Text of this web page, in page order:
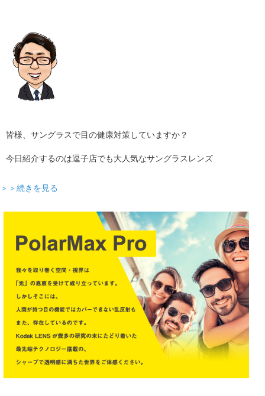
コラム
ブログ
皆様、サングラスで目の健康対策していますか？
今日紹介するのは逗子店でも大人気なサングラスレンズ
＞＞続きを見る